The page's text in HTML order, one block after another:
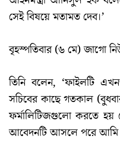
সেই বিষয়ে মতামত দেব।’
বৃহস্পতিবার (৬ মে) জাগো
তিনি বলেন, ‘ফাইলটি
সচিবের কাছে গতকাল
ফর্মালিটিজগুলো করতে
আবেদনটি আসলে পরে আমি